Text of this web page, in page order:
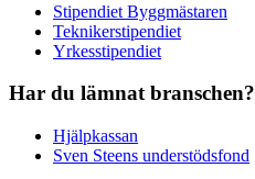
Stipendiet Byggmästaren
Teknikerstipendiet
Yrkesstipendiet
Har du lämnat branschen?
Hjälpkassan
Sven Steens understödsfond